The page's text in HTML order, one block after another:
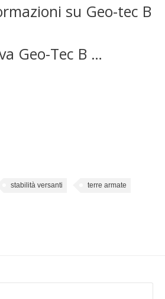
su Geo-tec B
Geo-Tec B …
stabilità versanti terre armate